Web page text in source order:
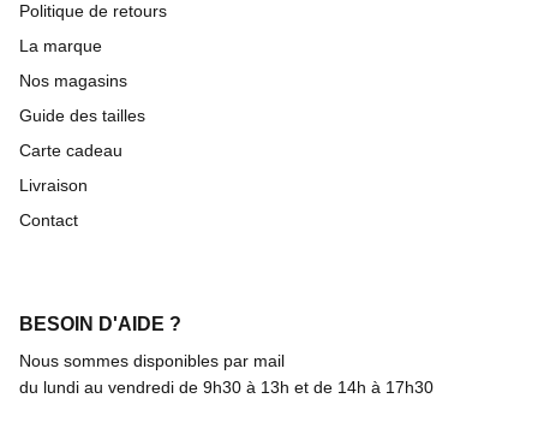
Politique de retours
La marque
Nos magasins
Guide des tailles
Carte cadeau
Livraison
Contact
BESOIN D'AIDE ?
Nous sommes disponibles par mail
du lundi au vendredi de 9h30 à 13h et de 14h à 17h30